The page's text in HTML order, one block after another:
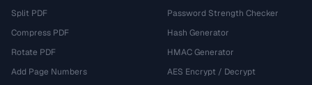
Split PDF
Compress PDF
Rotate PDF
Add Page Numbers
Password Strength Checker
Hash Generator
HMAC Generator
AES Encrypt / Decrypt